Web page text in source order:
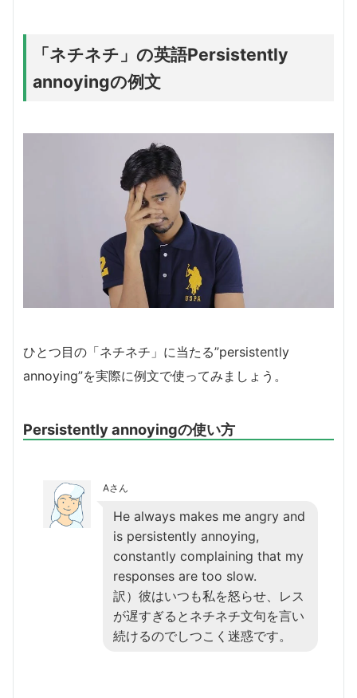
「ネチネチ」の英語Persistently
annoyingの例文
ひとつ目の「ネチネチ」に当たる”persistently
annoying”を実際に例文で使ってみましょう。
Persistently annoyingの使い方
Aさん
He always makes me angry and
is persistently annoying,
constantly complaining that my
responses are too slow.
訳）彼はいつも私を怒らせ、レス
が遅すぎるとネチネチ文句を言い
続けるのでしつこく迷惑です。